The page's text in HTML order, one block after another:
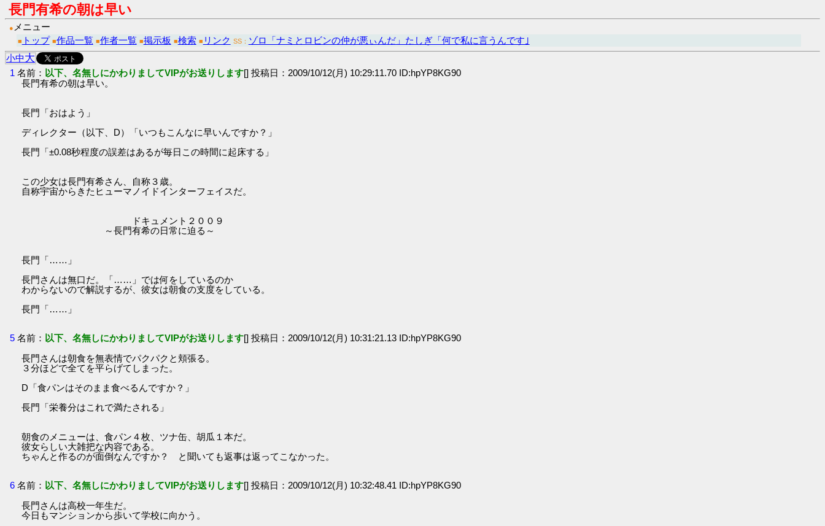
長門有希の朝は早い
● メニュー
■ トップ ■作品一覧 ■作者一覧 ■掲示板 ■検索 ■ リンク SS： ゾロ「ナミとロビンの仲が悪ぃんだ」たしぎ「何で私に言うんです｣
小中大
1 名前： 以下、名無しにかわりましてVIPがお送りします[] 投稿日：2009/10/12(月) 10:29:11.70 ID:hpYP8KG90
長門有希の朝は早い。
長門「おはよう」
ディレクター（以下、D）「いつもこんなに早いんですか？」
長門「±0.08秒程度の誤差はあるが毎日この時間に起床する」
この少女は長門有希さん、自称３歳。
自称宇宙からきたヒューマノイドインターフェイスだ。
ドキュメント２００９
～長門有希の日常に迫る～
長門「……」
長門さんは無口だ。「……」では何をしているのか
わからないので解説するが、彼女は朝食の支度をしている。
長門「……」
5 名前： 以下、名無しにかわりましてVIPがお送りします[] 投稿日：2009/10/12(月) 10:31:21.13 ID:hpYP8KG90
長門さんは朝食を無表情でパクパクと頬張る。
３分ほどで全てを平らげてしまった。
D「食パンはそのまま食べるんですか？」
長門「栄養分はこれで満たされる」
朝食のメニューは、食パン４枚、ツナ缶、胡瓜１本だ。
彼女らしい大雑把な内容である。
ちゃんと作るのが面倒なんですか？ と聞いても返事は返ってこなかった。
6 名前： 以下、名無しにかわりましてVIPがお送りします[] 投稿日：2009/10/12(月) 10:32:48.41 ID:hpYP8KG90
長門さんは高校一年生だ。
今日もマンションから歩いて学校に向かう。